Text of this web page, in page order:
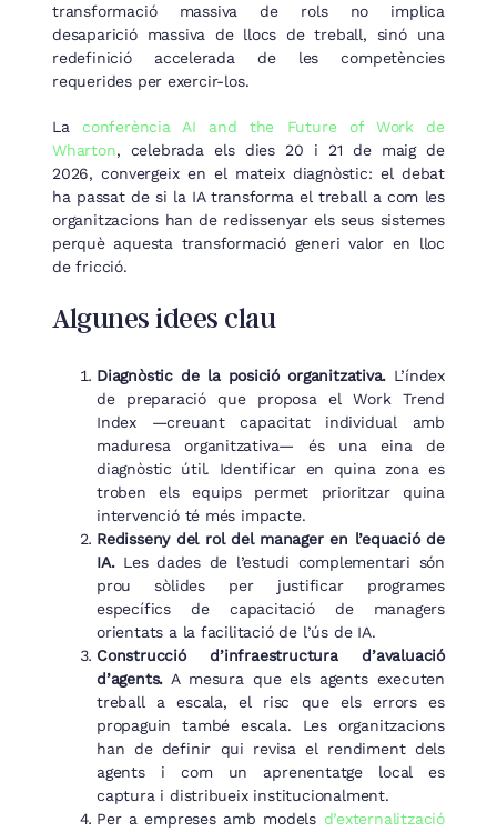
transformació massiva de rols no implica
desaparició massiva de llocs de treball, sinó una
redefinició accelerada de les competències
requerides per exercir-los.
La conferència AI and the Future of Work de
Wharton, celebrada els dies 20 i 21 de maig de
2026, convergeix en el mateix diagnòstic: el debat
ha passat de si la IA transforma el treball a com les
organitzacions han de redissenyar els seus sistemes
perquè aquesta transformació generi valor en lloc
de fricció.
Algunes idees clau
Diagnòstic de la posició organitzativa. L’índex
de preparació que proposa el Work Trend
Index —creuant capacitat individual amb
maduresa organitzativa— és una eina de
diagnòstic útil. Identificar en quina zona es
troben els equips permet prioritzar quina
intervenció té més impacte.
Redisseny del rol del manager en l’equació de
IA.Les dades de l’estudi complementari són
prou sòlides per justificar programes
específics de capacitació de managers
orientats a la facilitació de l’ús de IA.
Construcció d’infraestructura d’avaluació
d’agents. A mesura que els agents executen
treball a escala, el risc que els errors es
propaguin també escala. Les organitzacions
han de definir qui revisa el rendiment dels
agents i com un aprenentatge local es
captura i distribueix institucionalment.
Per a empreses amb models d’externalització